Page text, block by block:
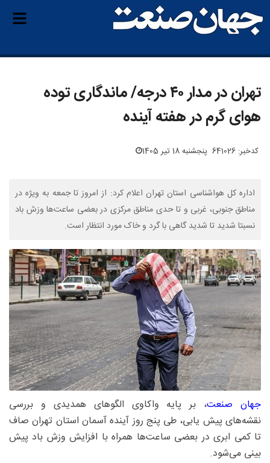
تهران در مدار ۴۰ درجه/ ماندگاری توده
هوای گرم در هفته آینده
کدخبر: 641026 پنجشنبه 18 تیر 1405
اداره کل هواشناسی استان تهران اعلام کرد: از امروز تا جمعه به ویژه در
مناطق جنوبی، غربی و تا حدی مناطق مرکزی در بعضی ساعت‌ها وزش باد
نسبتا شدید تا شدید گاهی با گرد و خاک مورد انتظار است.
جهان صنعت، بر پایه واکاوی الگوهای همدیدی و بررسی
نقشه‌های پیش یابی، طی پنج روز آینده آسمان استان تهران صاف
تا کمی ابری در بعضی ساعت‌ها همراه با افزایش وزش باد پیش
بینی می‌شود.